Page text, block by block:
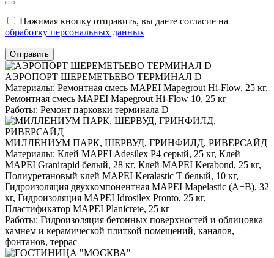
Нажимая кнопку отправить, вы даете согласие на
обработку персональных данных
Отправить
АЭРОПОРТ ШЕРЕМЕТЬЕВО ТЕРМИНАЛ D
Материалы: Ремонтная смесь MAPEI Mapegrout Hi-Flow, 25 кг,
Ремонтная смесь MAPEI Mapegrout Hi-Flow 10, 25 кг
Работы: Ремонт парковки терминала D
МИЛЛЕНИУМ ПАРК, ШЕРВУД, ГРИНФИЛД, РИВЕРСАЙД
Материалы: Клей MAPEI Adesilex P4 серый, 25 кг, Клей
MAPEI Granirapid белый, 28 кг, Клей MAPEI Kerabond, 25 кг,
Полиуретановый клей MAPEI Keralastic T белый, 10 кг,
Гидроизоляция двухкомпонентная MAPEI Mapelastic (А+B), 32
кг, Гидроизоляция MAPEI Idrosilex Pronto, 25 кг,
Пластификатор MAPEI Planicrete, 25 кг
Работы: Гидроизоляция бетонных поверхностей и облицовка
камнем и керамической плиткой помещений, каналов,
фонтанов, террас